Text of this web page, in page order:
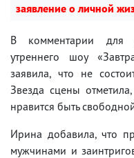
заявление о личной
В комментарии для
утреннего шоу
заявила, что не
Звезда сцены
нравится быть
Ирина добавила, что
мужчинами и